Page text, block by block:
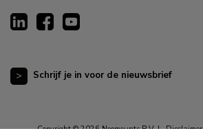
Schrijf je in voor de nieuwsbrief